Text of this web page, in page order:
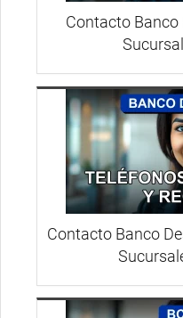
Contacto Banco
Contacto Banco